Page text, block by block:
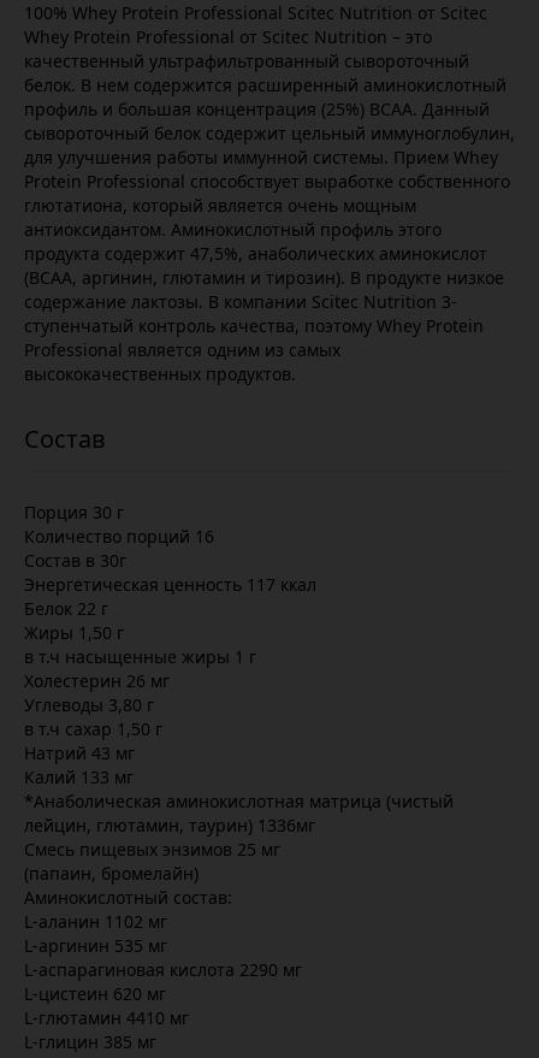
100% Whey Protein Professional Scitec Nutrition от Scitec
Whey Protein Professional от Scitec Nutrition – это
качественный ультрафильтрованный сывороточный
белок. В нем содержится расширенный аминокислотный
профиль и большая концентрация (25%) ВСАА. Данный
сывороточный белок содержит цельный иммуноглобулин,
для улучшения работы иммунной системы. Прием Whey
Protein Professional способствует выработке собственного
глютатиона, который является очень мощным
антиоксидантом. Аминокислотный профиль этого
продукта содержит 47,5%, анаболических аминокислот
(ВСАА, аргинин, глютамин и тирозин). В продукте низкое
содержание лактозы. В компании Scitec Nutrition 3-
ступенчатый контроль качества, поэтому Whey Protein
Professional является одним из самых
высококачественных продуктов.
Порция 30 г
Количество порций 16
Состав в 30г
Энергетическая ценность 117 ккал
Белок 22 г
Жиры 1,50 г
в т.ч насыщенные жиры 1 г
Холестерин 26 мг
Углеводы 3,80 г
в т.ч сахар 1,50 г
Натрий 43 мг
Калий 133 мг
*Анаболическая аминокислотная матрица (чистый
лейцин, глютамин, таурин) 1336мг
Смесь пищевых энзимов 25 мг
(папаин, бромелайн)
Аминокислотный состав:
L-аланин 1102 мг
L-аргинин 535 мг
L-аспарагиновая кислота 2290 мг
L-цистеин 620 мг
L-глютамин 4410 мг
L-глицин 385 мг